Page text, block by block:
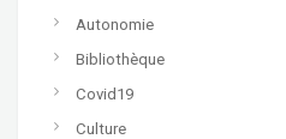
Autonomie
Bibliothèque
Covid19
Culture